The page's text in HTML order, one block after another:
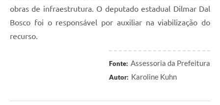
obras de infraestrutura. O deputado estadual Dilmar Dal
Bosco foi o responsável por auxiliar na viabilização do
recurso.
Fonte: Assessoria da Prefeitura
Autor: Karoline Kuhn